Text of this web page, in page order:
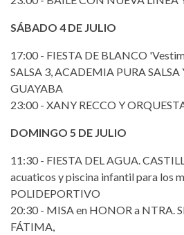
SÁBADO 4 DE JULIO
17:00 - FIESTA DE BLANCO
SALSA 3, ACADEMIA PURA SALSA
GUAYABA
23:00 - XANY RECCO Y
DOMINGO 5 DE JULIO
11:30 - FIESTA DEL AGUA.
acuaticos y piscina infantil para los
POLIDEPORTIVO
20:30 - MISA en HONOR a NTRA.
FÁTIMA,